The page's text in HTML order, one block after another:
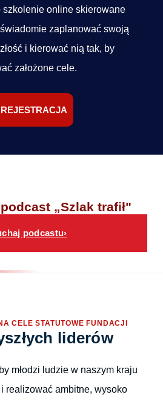
szkolenie online skierowane
zaplanować swoją
i kierować nią tak, by
założone cele.
REJESTRACJA
„Szlak trafił"
podcastu›
CELE STATUTOWE FUNDACJI
liderów
młodzi ludzie w naszym kraju
realizować ambitne, wysoko